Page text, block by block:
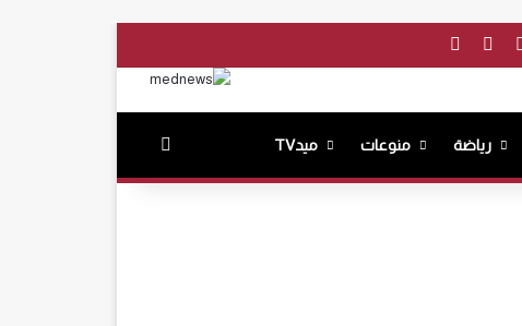
فيسبوك‫YouTube
رياضة منوعات ميدTV